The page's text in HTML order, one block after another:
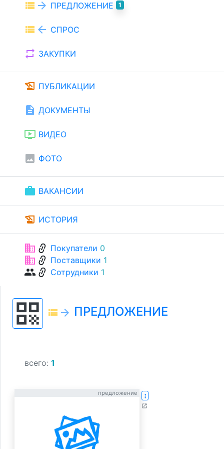
view_list arrow_forward ПРЕДЛОЖЕНИЕ 1
view_list arrow_back СПРОС
repeat ЗАКУПКИ
history_edu ПУБЛИКАЦИИ
description ДОКУМЕНТЫ
ondemand_video ВИДЕО
image ФОТО
work ВАКАНСИИ
history_edu ИСТОРИЯ
businesslink Покупатели 0
businesslink Поставщики 1
grouplink Сотрудники 1
qr_code view_list arrow_forward ПРЕДЛОЖЕНИЕ
всего: 1
предложение more_vert
open_in_new